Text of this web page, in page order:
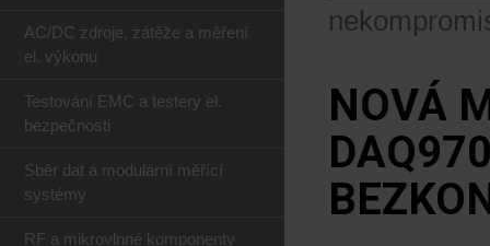
NOVÁ
AC/DC zdroje, zátěže a měření
el. výkonu
Testování EMC a testery el.
bezpečnosti
Sběr dat a modulární měřící
systémy
RF a mikrovlnné komponenty